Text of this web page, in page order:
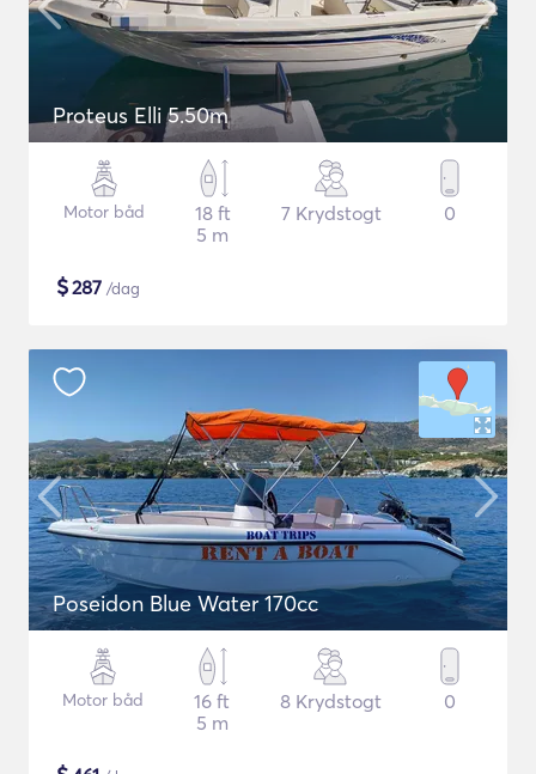
Proteus Elli 5.50m
Motor båd
18 ft
5 m
7 Krydstogt 0
$287 /dag
Poseidon Blue Water 170cc
Motor båd
16 ft
5 m
8 Krydstogt 0